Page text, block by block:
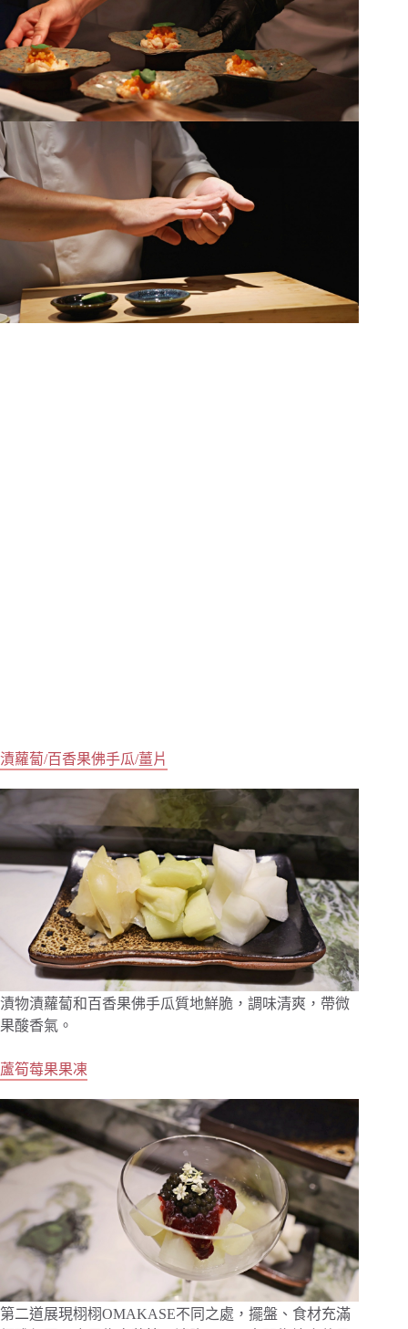
漬蘿蔔/百香果佛手瓜/薑片
漬物漬蘿蔔和百香果佛手瓜質地鮮脆，調味清爽，帶微
果酸香氣。
蘆筍莓果果凍
第二道展現栩栩OMAKASE不同之處，擺盤、食材充滿